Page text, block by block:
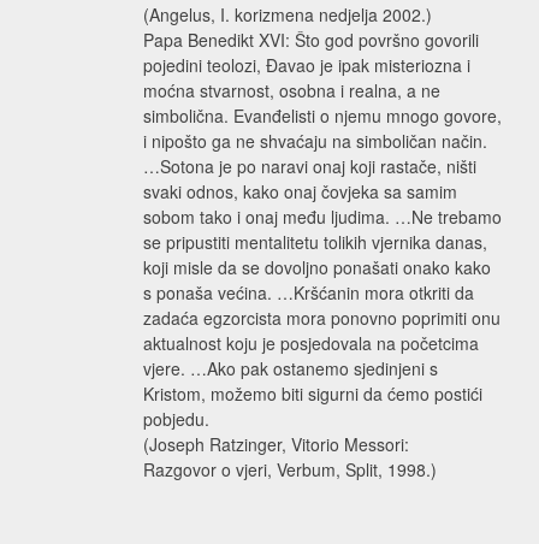
(Angelus, I. korizmena nedjelja 2002.)
Papa Benedikt XVI: Što god površno govorili
pojedini teolozi, Đavao je ipak misteriozna i
moćna stvarnost, osobna i realna, a ne
simbolična. Evanđelisti o njemu mnogo govore,
i nipošto ga ne shvaćaju na simboličan način.
…Sotona je po naravi onaj koji rastače, ništi
svaki odnos, kako onaj čovjeka sa samim
sobom tako i onaj među ljudima. …Ne trebamo
se pripustiti mentalitetu tolikih vjernika danas,
koji misle da se dovoljno ponašati onako kako
s ponaša većina. …Kršćanin mora otkriti da
zadaća egzorcista mora ponovno poprimiti onu
aktualnost koju je posjedovala na početcima
vjere. …Ako pak ostanemo sjedinjeni s
Kristom, možemo biti sigurni da ćemo postići
pobjedu.
(Joseph Ratzinger, Vitorio Messori:
Razgovor o vjeri, Verbum, Split, 1998.)